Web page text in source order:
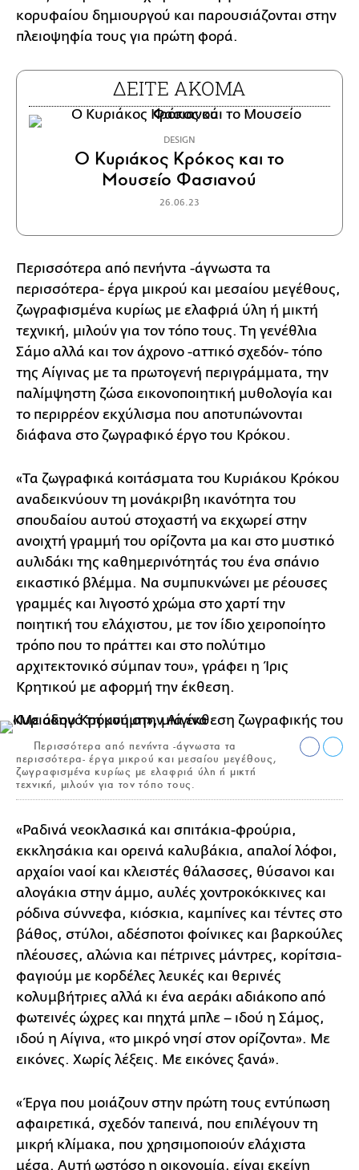
κορυφαίου δημιουργού και παρουσιάζονται στην
πλειοψηφία τους για πρώτη φορά.
ΔΕΙΤΕ ΑΚΟΜΑ
DESIGN
Ο Κυριάκος Κρόκος και το
Μουσείο Φασιανού
26.06.23
Περισσότερα από πενήντα -άγνωστα τα
περισσότερα- έργα μικρού και μεσαίου μεγέθους,
ζωγραφισμένα κυρίως με ελαφριά ύλη ή μικτή
τεχνική, μιλούν για τον τόπο τους. Τη γενέθλια
Σάμο αλλά και τον άχρονο -αττικό σχεδόν- τόπο
της Αίγινας με τα πρωτογενή περιγράμματα, την
παλίμψηστη ζώσα εικονοποιητική μυθολογία και
το περιρρέον εκχύλισμα που αποτυπώνονται
διάφανα στο ζωγραφικό έργο του Κρόκου.
«Τα ζωγραφικά κοιτάσματα του Κυριάκου Κρόκου
αναδεικνύουν τη μονάκριβη ικανότητα του
σπουδαίου αυτού στοχαστή να εκχωρεί στην
ανοιχτή γραμμή του ορίζοντα μα και στο μυστικό
αυλιδάκι της καθημερινότητάς του ένα σπάνιο
εικαστικό βλέμμα. Να συμπυκνώνει με ρέουσες
γραμμές και λιγοστό χρώμα στο χαρτί την
ποιητική του ελάχιστου, με τον ίδιο χειροποίητο
τρόπο που το πράττει και στο πολύτιμο
αρχιτεκτονικό σύμπαν του», γράφει η Ίρις
Κρητικού με αφορμή την έκθεση.
Περισσότερα από πενήντα -άγνωστα τα
περισσότερα- έργα μικρού και μεσαίου μεγέθους,
ζωγραφισμένα κυρίως με ελαφριά ύλη ή μικτή
τεχνική, μιλούν για τον τόπο τους.
«Ραδινά νεοκλασικά και σπιτάκια-φρούρια,
εκκλησάκια και ορεινά καλυβάκια, απαλοί λόφοι,
αρχαίοι ναοί και κλειστές θάλασσες, θύσανοι και
αλογάκια στην άμμο, αυλές χοντροκόκκινες και
ρόδινα σύννεφα, κιόσκια, καμπίνες και τέντες στο
βάθος, στύλοι, αδέσποτοι φοίνικες και βαρκούλες
πλέουσες, αλώνια και πέτρινες μάντρες, κορίτσια-
φαγιούμ με κορδέλες λευκές και θερινές
κολυμβήτριες αλλά κι ένα αεράκι αδιάκοπο από
φωτεινές ώχρες και πηχτά μπλε – ιδού η Σάμος,
ιδού η Αίγινα, «το μικρό νησί στον ορίζοντα». Με
εικόνες. Χωρίς λέξεις. Με εικόνες ξανά».
«Έργα που μοιάζουν στην πρώτη τους εντύπωση
αφαιρετικά, σχεδόν ταπεινά, που επιλέγουν τη
μικρή κλίμακα, που χρησιμοποιούν ελάχιστα
μέσα. Αυτή ωστόσο η οικονομία, είναι εκείνη